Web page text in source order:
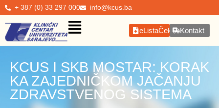
+ 387 (0) 33 297 000 info@kcus.ba
eListaČekanjaKontakt
KCUS I SKB MOSTAR: KORAK
KA ZAJEDNIČKOM JAČANJU
ZDRAVSTVENOG SISTEMA